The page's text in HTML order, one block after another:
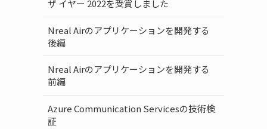
ザ イヤー 2022を受賞しました
Nreal Airのアプリケーションを開発する
後編
Nreal Airのアプリケーションを開発する
前編
Azure Communication Servicesの技術検
証